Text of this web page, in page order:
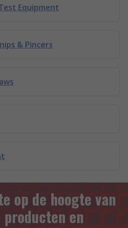
Equipment
& Pincers
op de hoogte van
en